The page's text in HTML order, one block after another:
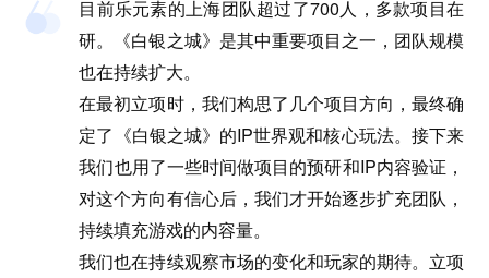
目前乐元素的上海团队超过了700人，多款项目在
研。《白银之城》是其中重要项目之一，团队规模
也在持续扩大。
在最初立项时，我们构思了几个项目方向，最终确
定了《白银之城》的IP世界观和核心玩法。接下来
我们也用了一些时间做项目的预研和IP内容验证，
对这个方向有信心后，我们才开始逐步扩充团队，
持续填充游戏的内容量。
我们也在持续观察市场的变化和玩家的期待。立项